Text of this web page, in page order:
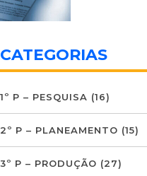
CATEGORIAS
1º P – PESQUISA (16)
2º P – PLANEAMENTO (15)
3º P – PRODUÇÃO (27)